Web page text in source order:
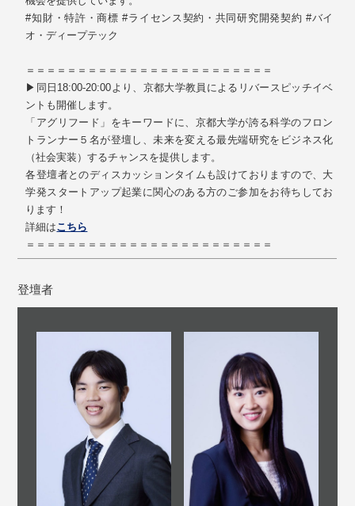
#知財・特許・商標 #ライセンス契約・共同研究開発契約 #バイ
オ・ディープテック
＝＝＝＝＝＝＝＝＝＝＝＝＝＝＝＝＝＝＝＝＝＝＝＝
▶同日18:00-20:00より、京都大学教員によるリバースピッチイベ
ントも開催します。
「アグリフード」をキーワードに、京都大学が誇る科学のフロン
トランナー５名が登壇し、未来を変える最先端研究をビジネス化
（社会実装）するチャンスを提供します。
各登壇者とのディスカッションタイムも設けておりますので、大
学発スタートアップ起業に関心のある方のご参加をお待ちしてお
ります！
詳細はこちら
＝＝＝＝＝＝＝＝＝＝＝＝＝＝＝＝＝＝＝＝＝＝＝＝
登壇者